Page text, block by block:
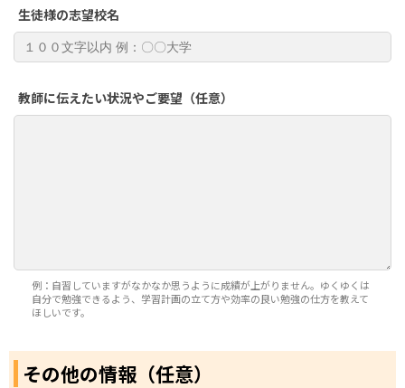
生徒様の志望校名
教師に伝えたい状況やご要望（任意）
例：自習していますがなかなか思うように成績が上がりません。ゆくゆくは
自分で勉強できるよう、学習計画の立て方や効率の良い勉強の仕方を教えて
ほしいです。
その他の情報（任意）